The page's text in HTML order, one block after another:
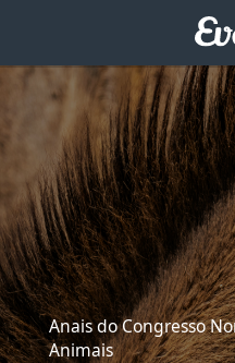
Anais do Congresso
Animais